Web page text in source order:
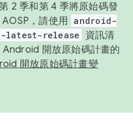
2 季和第 4 季將原始碼發
，請使用 android-
latest-release
資訊清
開放原始碼計畫的
開放原始碼計畫變